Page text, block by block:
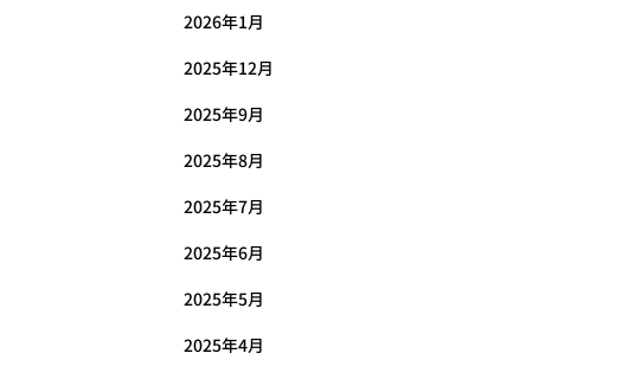
2026年1月
2025年12月
2025年9月
2025年8月
2025年7月
2025年6月
2025年5月
2025年4月